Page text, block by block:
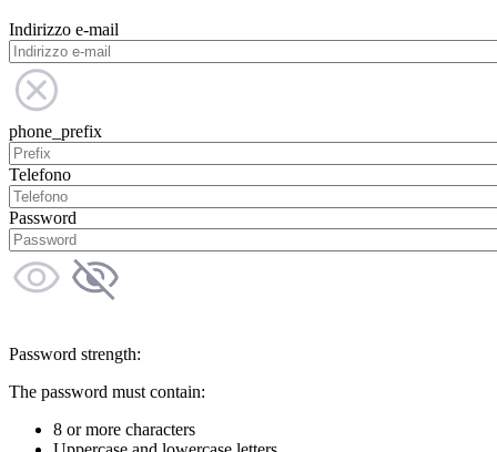
Indirizzo e-mail
phone_prefix
Telefono
Password
Password strength:
The password must contain:
8 or more characters